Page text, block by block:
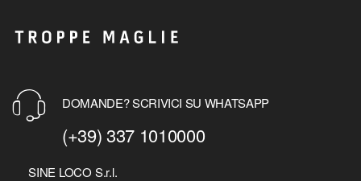
DOMANDE? SCRIVICI SU WHATSAPP
(+39) 337 1010000
SINE LOCO S.r.l.